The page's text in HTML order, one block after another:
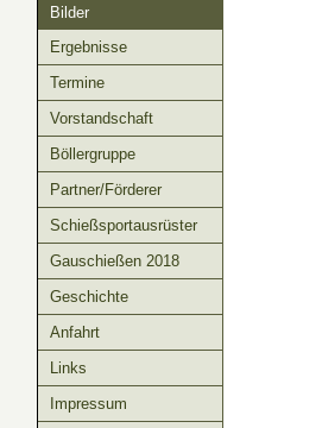
Bilder
Ergebnisse
Termine
Vorstandschaft
Böllergruppe
Partner/Förderer
Schießsportausrüster
Gauschießen 2018
Geschichte
Anfahrt
Links
Impressum